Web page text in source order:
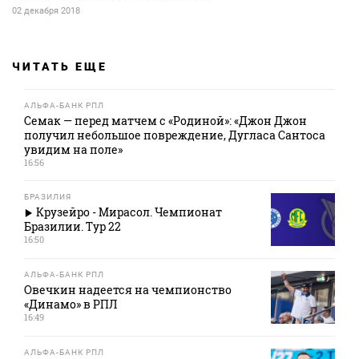
02 декабря 2018
ЧИТАТЬ ЕЩЕ
АЛЬФА-БАНК РПЛ
Семак — перед матчем с «Родиной»: «Джон Джон
получил небольшое повреждение, Дугласа Сантоса
увидим на поле»
16:56
БРАЗИЛИЯ
Крузейро - Мирасол. Чемпионат
Бразилии. Тур 22
16:50
АЛЬФА-БАНК РПЛ
Овечкин надеется на чемпионство
«Динамо» в РПЛ
16:49
АЛЬФА-БАНК РПЛ